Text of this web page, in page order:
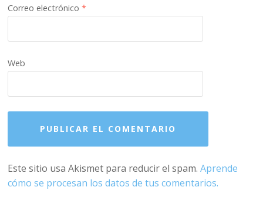
Correo electrónico*
Web
Este sitio usa Akismet para reducir el spam.Aprende
cómo se procesan los datos de tus comentarios.